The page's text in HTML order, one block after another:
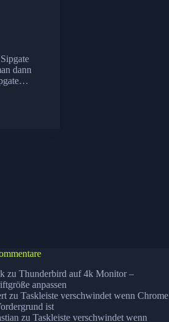
dann
zu Thunderbird auf 4k Monitor –
anpassen
zu Taskleiste verschwindet wenn Chrome
ist
zu Taskleiste verschwindet wenn